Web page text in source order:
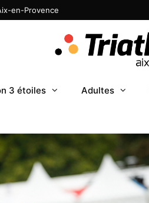
en-Provence
3 étoiles Adultes